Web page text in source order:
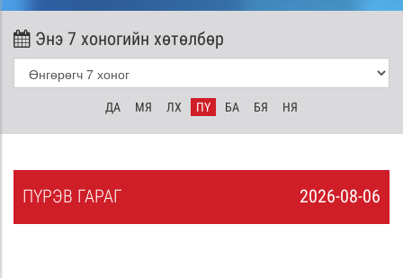
Энэ 7 хоногийн хөтөлбөр
ДА МЯ ЛХ ПҮ БА БЯ НЯ
2026-08-06
ПҮРЭВ ГАРАГ